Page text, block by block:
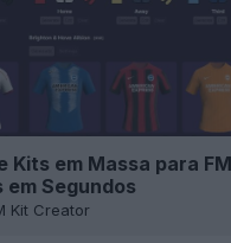
Kits em Massa para
em Segundos
Kit Creator